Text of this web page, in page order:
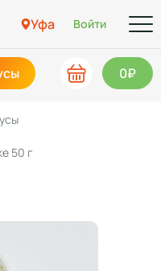
Уфа Войти
0₽
50 г